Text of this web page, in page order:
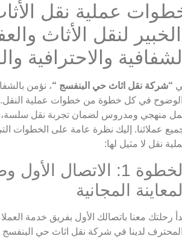
عملية نقل
لنقل الأثاث
والاحترافية
“شركة نقل اثاث حي البنفسج “، نؤمن
في كل خطوة من خطوات عملية النقل.
منهجي ومدروس لضمان تجربة نقل سلسة،
عملائنا. إليك نظرة عامة على الخطوات
نقل لا مثيل لها:
الخطوة 1: الاتصال
المجانية
رحلتك معنا باتصالك الأول بفريق خدمة
لدينا في شركة نقل اثاث حي البنفسج